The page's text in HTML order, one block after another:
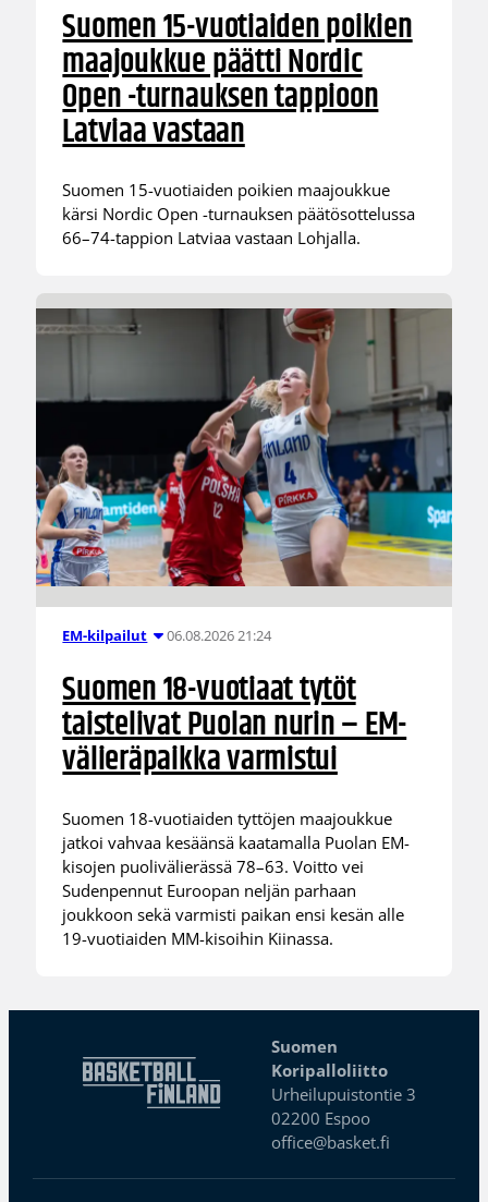
Suomen 15-vuotiaiden poikien
maajoukkue päätti Nordic
Open -turnauksen tappioon
Latviaa vastaan
Suomen 15-vuotiaiden poikien maajoukkue
kärsi Nordic Open -turnauksen päätösottelussa
66–74-tappion Latviaa vastaan Lohjalla.
EM-kilpailut 06.08.2026 21:24
Suomen 18-vuotiaat tytöt
taistelivat Puolan nurin – EM-
välieräpaikka varmistui
Suomen 18-vuotiaiden tyttöjen maajoukkue
jatkoi vahvaa kesäänsä kaatamalla Puolan EM-
kisojen puolivälierässä 78–63. Voitto vei
Sudenpennut Euroopan neljän parhaan
joukkoon sekä varmisti paikan ensi kesän alle
19-vuotiaiden MM-kisoihin Kiinassa.
Suomen
Koripalloliitto
Urheilupuistontie 3
02200 Espoo
office@basket.fi